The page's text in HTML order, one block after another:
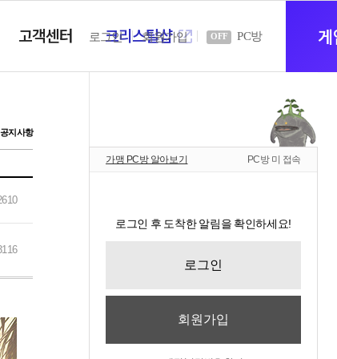
고객센터 크리스탈샵새
로그인 회원가입 OFF PC방
공지사항
가맹 PC방 알아보기 PC방 미 접속
로그인 후 도착한 알림을 확인하세요!
로그인
회원가입